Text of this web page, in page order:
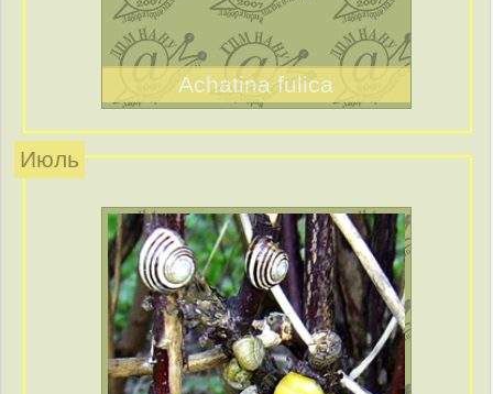
Achatina fulica
Июль